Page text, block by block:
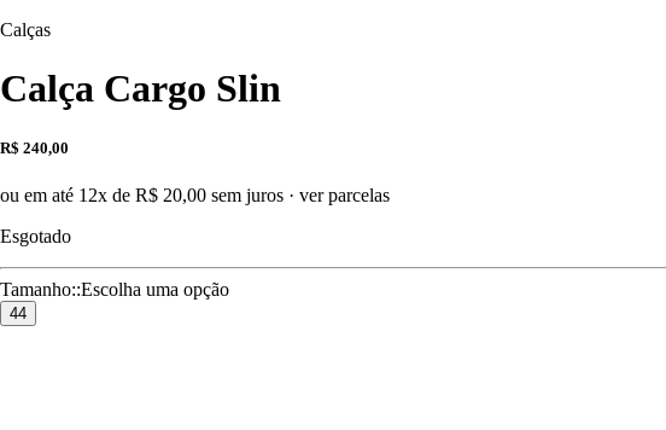
Calças
Calça Cargo Slin
R$ 240,00
ou em até 12x de R$ 20,00 sem juros · ver parcelas
Esgotado
Tamanho::Escolha uma opção
44